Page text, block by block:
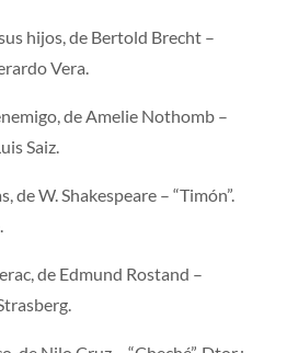
hijos, de Bertold Brecht –
Vera.
de Amelie Nothomb –
Saiz.
de W. Shakespeare – “Timón”.
de Edmund Rostand –